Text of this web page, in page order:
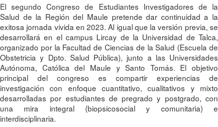
El segundo Congreso de Estudiantes Investigadores de la
Salud de la Región del Maule pretende dar continuidad a la
exitosa jornada vivida en 2023. Al igual que la versión previa, se
desarrollará en el campus Lircay de la Universidad de Talca,
organizado por la Facultad de Ciencias de la Salud (Escuela de
Obstetricia y Dpto. Salud Pública), junto a las Universidades
Autónoma, Católica del Maule y Santo Tomás. El objetivo
principal del congreso es compartir experiencias de
investigación con enfoque cuantitativo, cualitativos y mixto
desarrolladas por estudiantes de pregrado y postgrado, con
una mira integral (biopsicosocial y comunitaria) e
interdisciplinaria.